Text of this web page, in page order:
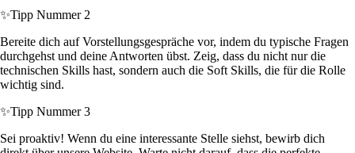
✨Tipp Nummer 2
Bereite dich auf Vorstellungsgespräche vor, indem du typische Fragen
durchgehst und deine Antworten übst. Zeig, dass du nicht nur die
technischen Skills hast, sondern auch die Soft Skills, die für die Rolle
wichtig sind.
✨Tipp Nummer 3
Sei proaktiv! Wenn du eine interessante Stelle siehst, bewirb dich